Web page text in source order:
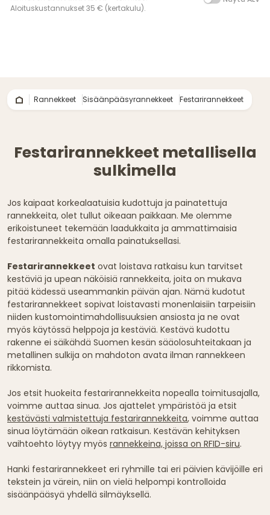
Aloituskustannukset 35 € (kertakulu).
Rannekkeet Sisäänpääsyrannekkeet Festarirannekkeet
Festarirannekkeet metallisella
sulkimella
Jos kaipaat korkealaatuisia kudottuja ja painatettuja
rannekkeita, olet tullut oikeaan paikkaan. Me olemme
erikoistuneet tekemään laadukkaita ja ammattimaisia
festarirannekkeita omalla painatuksellasi.
Festarirannekkeet ovat loistava ratkaisu kun tarvitset
kestäviä ja upean näköisiä rannekkeita, joita on mukava
pitää kädessä useammankin päivän ajan. Nämä kudotut
festarirannekkeet sopivat loistavasti monenlaisiin tarpeisiin
niiden kustomointimahdollisuuksien ansiosta ja ne ovat
myös käytössä helppoja ja kestäviä. Kestävä kudottu
rakenne ei säikähdä Suomen kesän sääolosuhteitakaan ja
metallinen sulkija on mahdoton avata ilman rannekkeen
rikkomista.
Jos etsit huokeita festarirannekkeita nopealla toimitusajalla,
voimme auttaa sinua. Jos ajattelet ympäristöä ja etsit
kestävästi valmistettuja festarirannekkeita, voimme auttaa
sinua löytämään oikean ratkaisun. Kestävän kehityksen
vaihtoehto löytyy myös rannekkeina, joissa on RFID-siru.
Hanki festarirannekkeet eri ryhmille tai eri päivien kävijöille eri
tekstein ja värein, niin on vielä helpompi kontrolloida
sisäänpääsyä yhdellä silmäyksellä.